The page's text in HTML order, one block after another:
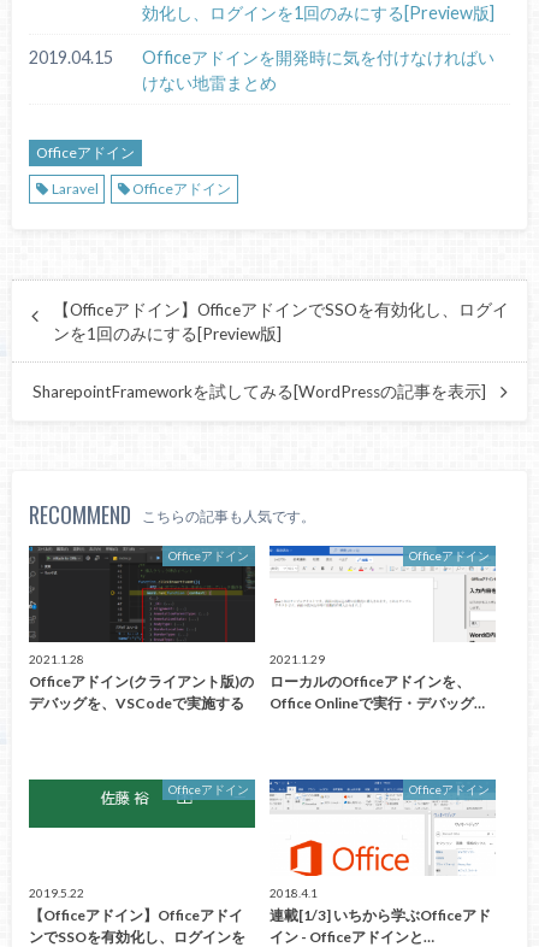
効化し、ログインを1回のみにする[Preview版]
2019.04.15
Officeアドインを開発時に気を付けなければい
けない地雷まとめ
Officeアドイン
Laravel
Officeアドイン
【Officeアドイン】OfficeアドインでSSOを有効化し、ログイ
ンを1回のみにする[Preview版]
SharepointFrameworkを試してみる[WordPressの記事を表示]
RECOMMEND こちらの記事も人気です。
Officeアドイン
2021.1.28
Officeアドイン(クライアント版)の
デバッグを、VSCodeで実施する
Officeアドイン
2021.1.29
ローカルのOfficeアドインを、
Office Onlineで実行・デバッグ…
Officeアドイン
2019.5.22
【Officeアドイン】Officeアドイ
ンでSSOを有効化し、ログインを
Officeアドイン
2018.4.1
連載[1/3] いちから学ぶOfficeアド
イン - Officeアドインと…